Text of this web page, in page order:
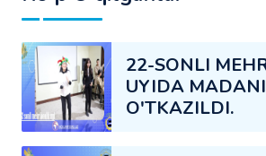
22-SONLI
UYIDA
O'TKAZILDI.